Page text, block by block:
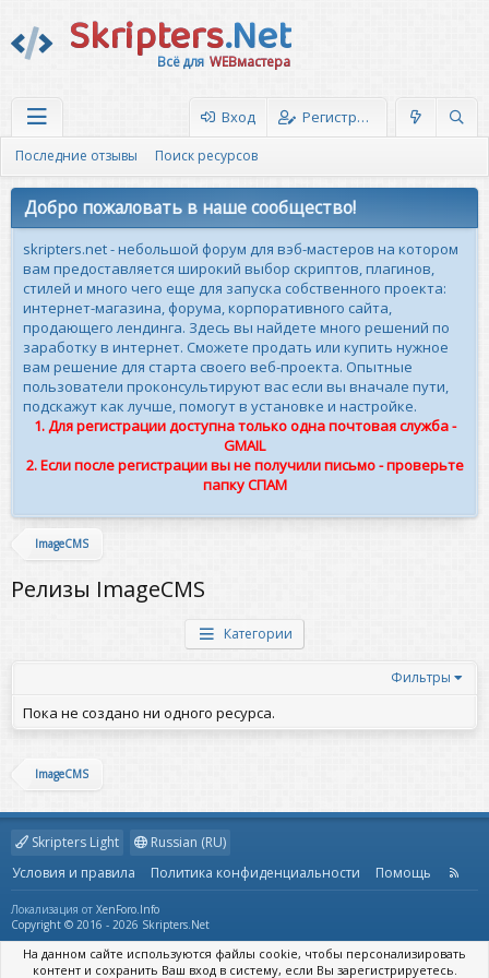
Skripters.Net
Всё для WEBмастера
Вход Регистрация
Последние отзывы Поиск ресурсов
Добро пожаловать в наше сообщество!
skripters.net - небольшой форум для вэб-мастеров на котором
вам предоставляется широкий выбор скриптов, плагинов,
стилей и много чего еще для запуска собственного проекта:
интернет-магазина, форума, корпоративного сайта,
продающего лендинга. Здесь вы найдете много решений по
заработку в интернет. Сможете продать или купить нужное
вам решение для старта своего веб-проекта. Опытные
пользователи проконсультируют вас если вы вначале пути,
подскажут как лучше, помогут в установке и настройке.
1. Для регистрации доступна только одна почтовая служба -
GMAIL
2. Если после регистрации вы не получили письмо - проверьте
папку СПАМ
ImageCMS
Релизы ImageCMS
Категории
Фильтры
Пока не создано ни одного ресурса.
ImageCMS
Skripters Light
Russian (RU)
Условия и правила
Политика конфиденциальности Помощь
R
Локализация от XenForo.Info
Copyright © 2016 - 2026 Skripters.Net
На данном сайте используются файлы cookie, чтобы персонализировать
контент и сохранить Ваш вход в систему, если Вы зарегистрируетесь.